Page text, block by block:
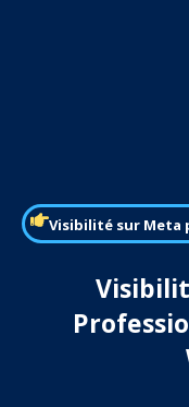
Visibilité sur Meta